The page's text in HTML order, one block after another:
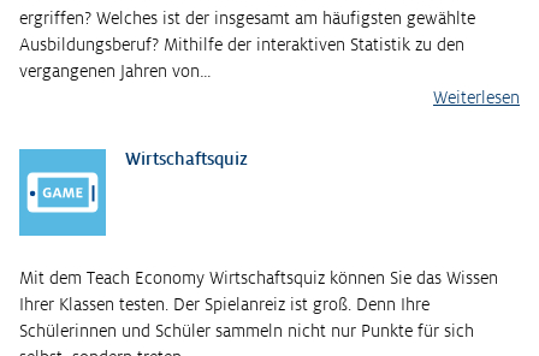
ergriffen? Welches ist der insgesamt am häufigsten gewählte
Ausbildungsberuf? Mithilfe der interaktiven Statistik zu den
vergangenen Jahren von…
Weiterlesen
Wirtschaftsquiz
Mit dem Teach Economy Wirtschaftsquiz können Sie das Wissen
Ihrer Klassen testen. Der Spielanreiz ist groß. Denn Ihre
Schülerinnen und Schüler sammeln nicht nur Punkte für sich